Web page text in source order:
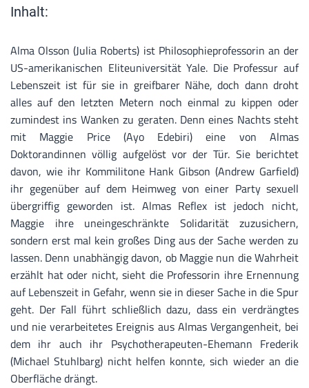
Inhalt:
Alma Olsson (Julia Roberts) ist Philosophieprofessorin an der
US-amerikanischen Eliteuniversität Yale. Die Professur auf
Lebenszeit ist für sie in greifbarer Nähe, doch dann droht
alles auf den letzten Metern noch einmal zu kippen oder
zumindest ins Wanken zu geraten. Denn eines Nachts steht
mit Maggie Price (Ayo Edebiri) eine von Almas
Doktorandinnen völlig aufgelöst vor der Tür. Sie berichtet
davon, wie ihr Kommilitone Hank Gibson (Andrew Garfield)
ihr gegenüber auf dem Heimweg von einer Party sexuell
übergriffig geworden ist. Almas Reflex ist jedoch nicht,
Maggie ihre uneingeschränkte Solidarität zuzusichern,
sondern erst mal kein großes Ding aus der Sache werden zu
lassen. Denn unabhängig davon, ob Maggie nun die Wahrheit
erzählt hat oder nicht, sieht die Professorin ihre Ernennung
auf Lebenszeit in Gefahr, wenn sie in dieser Sache in die Spur
geht. Der Fall führt schließlich dazu, dass ein verdrängtes
und nie verarbeitetes Ereignis aus Almas Vergangenheit, bei
dem ihr auch ihr Psychotherapeuten-Ehemann Frederik
(Michael Stuhlbarg) nicht helfen konnte, sich wieder an die
Oberfläche drängt.